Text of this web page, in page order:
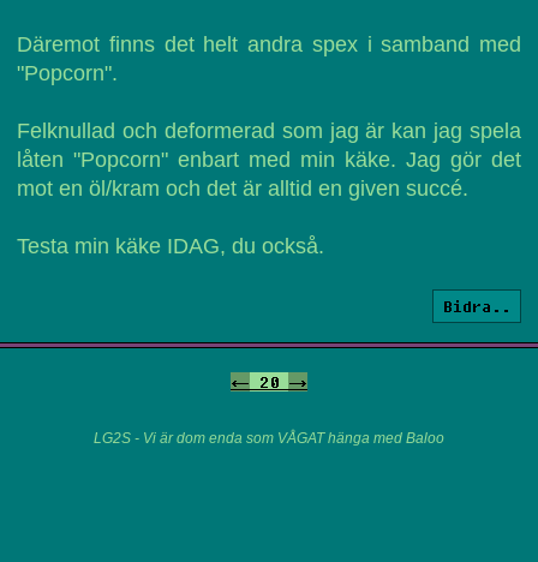
Däremot finns det helt andra spex i samband med
"Popcorn".
Felknullad och deformerad som jag är kan jag spela
låten "Popcorn" enbart med min käke. Jag gör det
mot en öl/kram och det är alltid en given succé.
Testa min käke IDAG, du också.
Bidra..
<- 20 ->
LG2S - Vi är dom enda som VÅGAT hänga med Baloo